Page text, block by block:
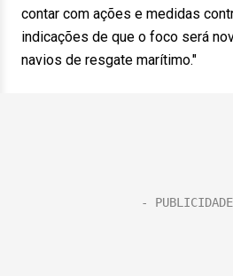
contar com ações e medidas
indicações de que o foco será
navios de resgate marítimo."